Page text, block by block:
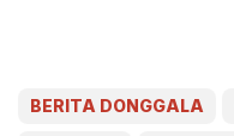
BERITA DONGGALA